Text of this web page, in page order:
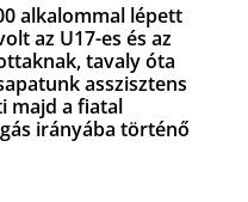
alkalommal lépett
az U17-es és az
tavaly óta
asszisztens
majd a fiatal
irányába történő